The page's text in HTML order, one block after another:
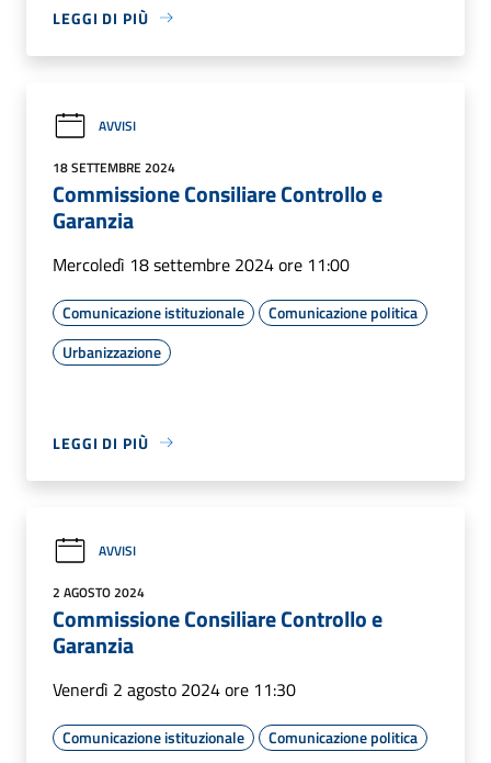
LEGGI DI PIÙ
AVVISI
18 SETTEMBRE 2024
Commissione Consiliare Controllo e
Garanzia
Mercoledì 18 settembre 2024 ore 11:00
Comunicazione istituzionale
Comunicazione politica
Urbanizzazione
LEGGI DI PIÙ
AVVISI
2 AGOSTO 2024
Commissione Consiliare Controllo e
Garanzia
Venerdì 2 agosto 2024 ore 11:30
Comunicazione istituzionale
Comunicazione politica